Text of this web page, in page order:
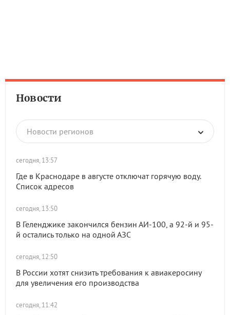
Новости
Новости регионов
сегодня, 13:57
Где в Краснодаре в августе отключат горячую воду.
Список адресов
сегодня, 13:50
В Геленджике закончился бензин АИ-100, а 92-й и 95-
й остались только на одной АЗС
сегодня, 12:50
В России хотят снизить требования к авиакеросину
для увеличения его производства
сегодня, 11:42